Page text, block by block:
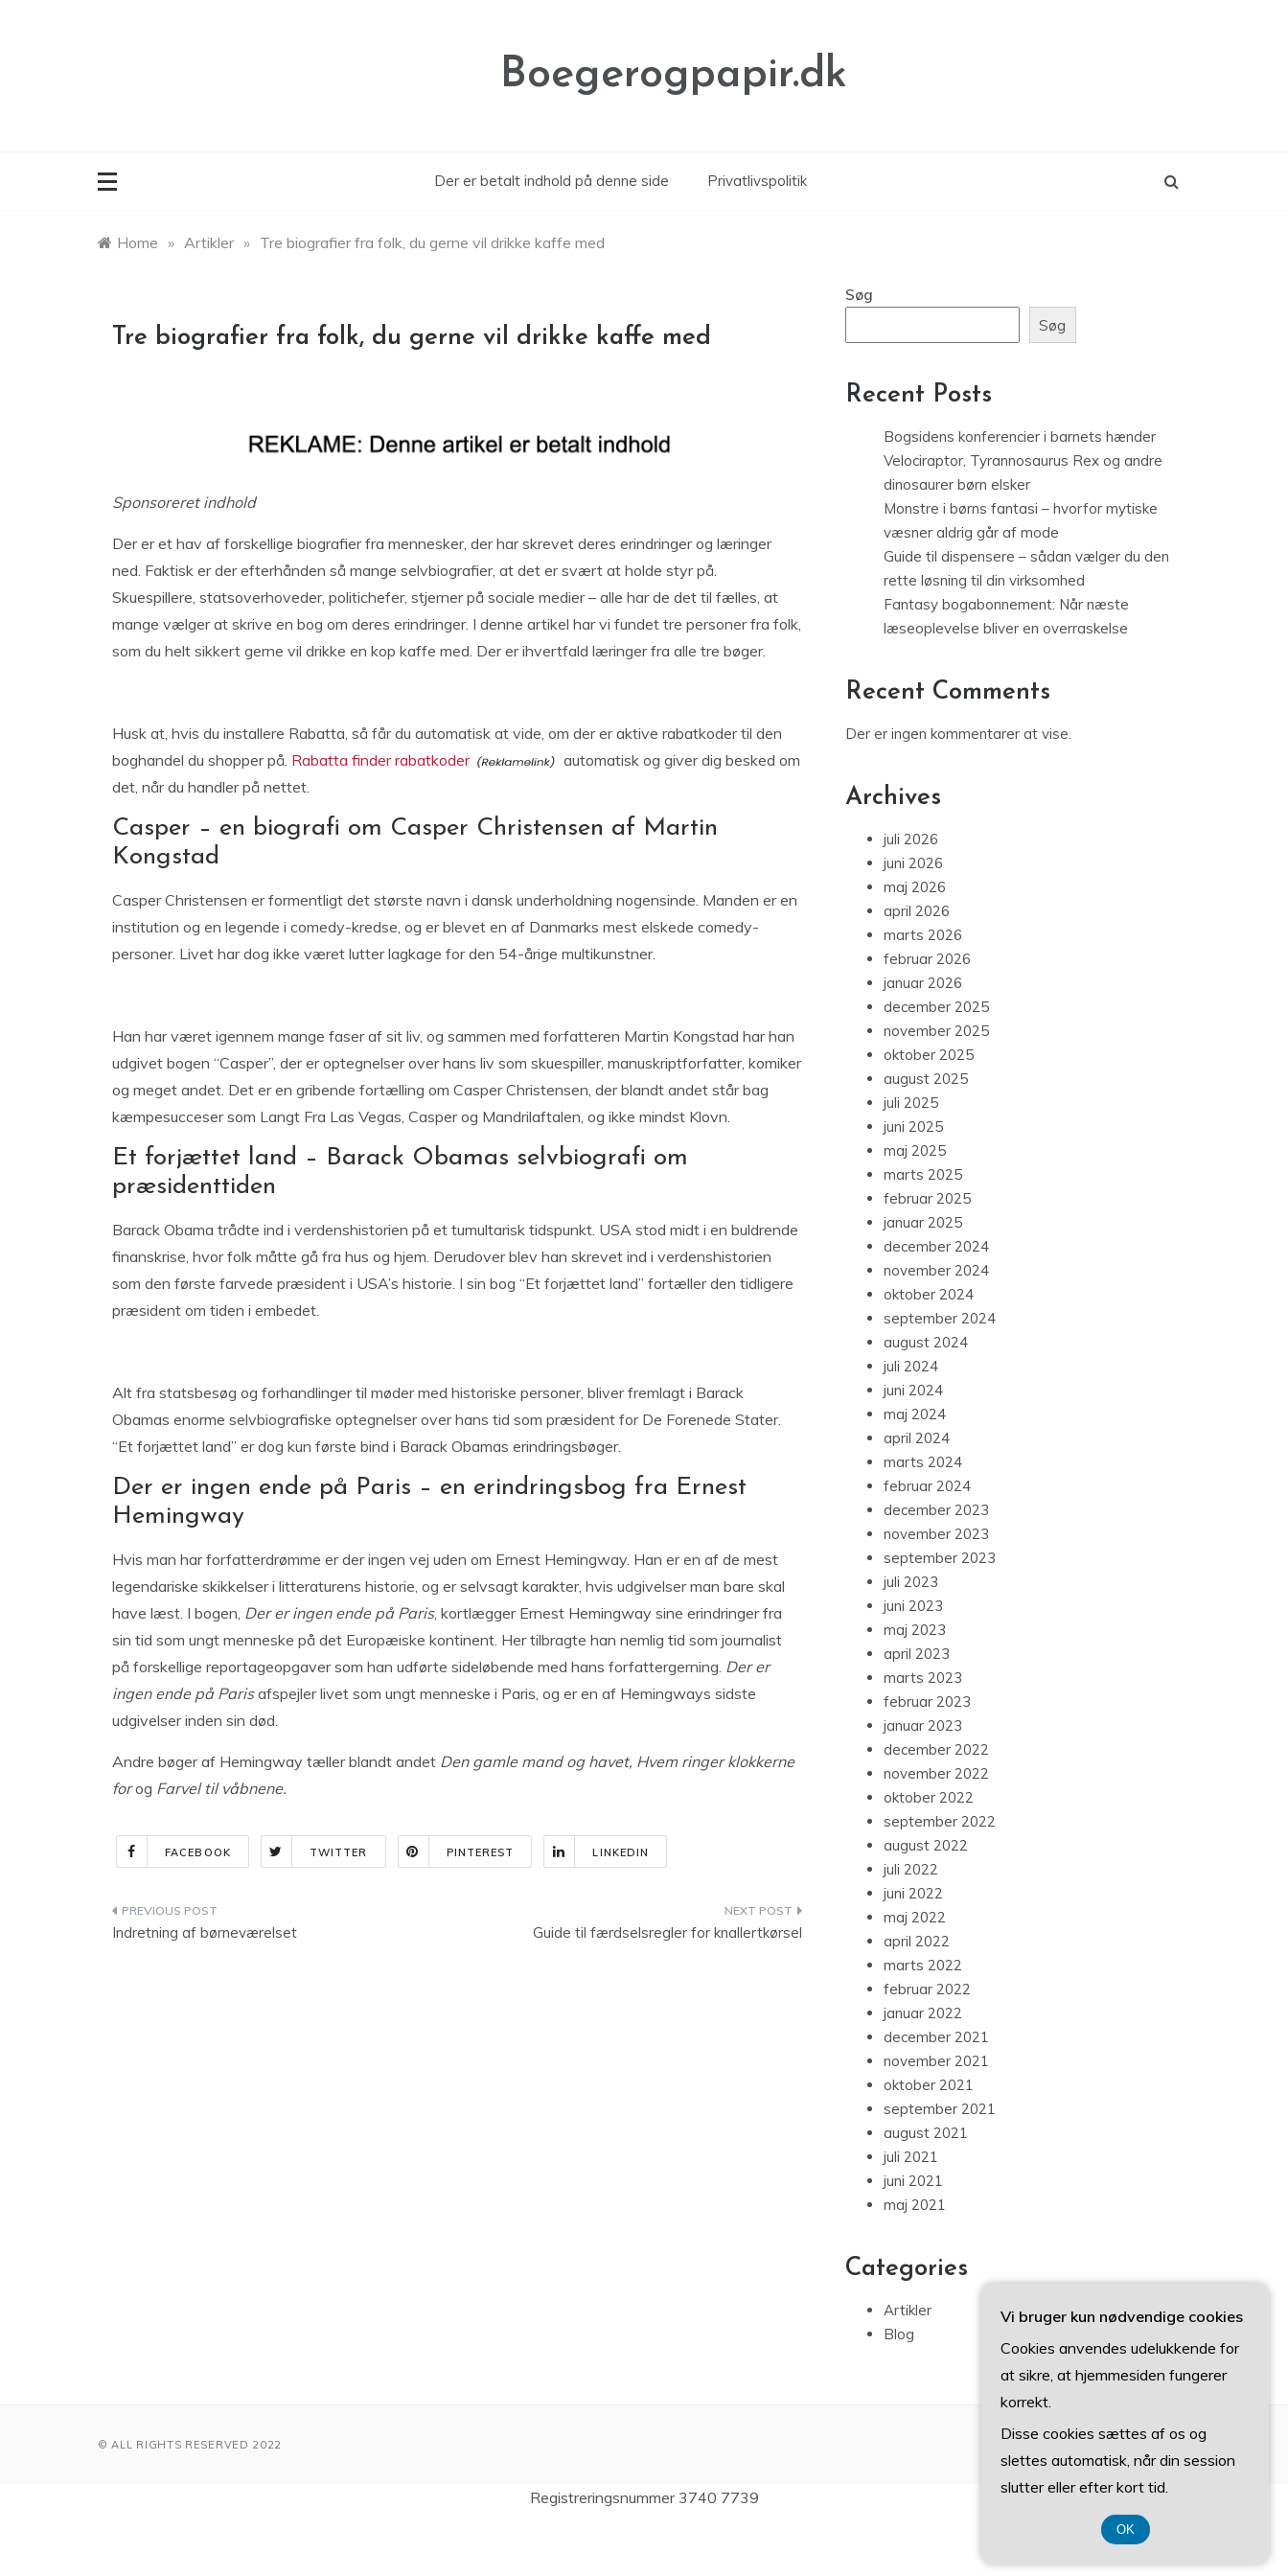
Boegerogpapir.dk
Der er betalt indhold på denne side Privatlivspolitik
Home » Artikler » Tre biografier fra folk, du gerne vil drikke kaffe med
Tre biografier fra folk, du gerne vil drikke kaffe med
Sponsoreret indhold
Der er et hav af forskellige biografier fra mennesker, der har skrevet deres erindringer og læringer
ned. Faktisk er der efterhånden så mange selvbiografier, at det er svært at holde styr på.
Skuespillere, statsoverhoveder, politichefer, stjerner på sociale medier – alle har de det til fælles, at
mange vælger at skrive en bog om deres erindringer. I denne artikel har vi fundet tre personer fra folk,
som du helt sikkert gerne vil drikke en kop kaffe med. Der er ihvertfald læringer fra alle tre bøger.
Husk at, hvis du installere Rabatta, så får du automatisk at vide, om der er aktive rabatkoder til den
boghandel du shopper på. Rabatta finder rabatkoder
automatisk og giver dig besked om
det, når du handler på nettet.
Casper – en biografi om Casper Christensen af Martin
Kongstad
Casper Christensen er formentligt det største navn i dansk underholdning nogensinde. Manden er en
institution og en legende i comedy-kredse, og er blevet en af Danmarks mest elskede comedy-
personer. Livet har dog ikke været lutter lagkage for den 54-årige multikunstner.
Han har været igennem mange faser af sit liv, og sammen med forfatteren Martin Kongstad har han
udgivet bogen “Casper”, der er optegnelser over hans liv som skuespiller, manuskriptforfatter, komiker
og meget andet. Det er en gribende fortælling om Casper Christensen, der blandt andet står bag
kæmpesucceser som Langt Fra Las Vegas, Casper og Mandrilaftalen, og ikke mindst Klovn.
Et forjættet land – Barack Obamas selvbiografi om
præsidenttiden
Barack Obama trådte ind i verdenshistorien på et tumultarisk tidspunkt. USA stod midt i en buldrende
finanskrise, hvor folk måtte gå fra hus og hjem. Derudover blev han skrevet ind i verdenshistorien
som den første farvede præsident i USA’s historie. I sin bog “Et forjættet land” fortæller den tidligere
præsident om tiden i embedet.
Alt fra statsbesøg og forhandlinger til møder med historiske personer, bliver fremlagt i Barack
Obamas enorme selvbiografiske optegnelser over hans tid som præsident for De Forenede Stater.
“Et forjættet land” er dog kun første bind i Barack Obamas erindringsbøger.
Der er ingen ende på Paris – en erindringsbog fra Ernest
Hemingway
Hvis man har forfatterdrømme er der ingen vej uden om Ernest Hemingway. Han er en af de mest
legendariske skikkelser i litteraturens historie, og er selvsagt karakter, hvis udgivelser man bare skal
have læst. I bogen, Der er ingen ende på Paris, kortlægger Ernest Hemingway sine erindringer fra
sin tid som ungt menneske på det Europæiske kontinent. Her tilbragte han nemlig tid som journalist
på forskellige reportageopgaver som han udførte sideløbende med hans forfattergerning. Der er
ingen ende på Parisafspejler livet som ungt menneske i Paris, og er en af Hemingways sidste
udgivelser inden sin død.
Andre bøger af Hemingway tæller blandt andet Den gamle mand og havet, Hvem ringer klokkerne
forog Farvel til våbnene.
FACEBOOK TWITTER PINTEREST LINKEDIN
Indlægsnavigation
Indretning af børneværelset Guide til færdselsregler for knallertkørsel
Søg
Søg
Recent Posts
Bogsidens konferencier i barnets hænder
Velociraptor, Tyrannosaurus Rex og andre
dinosaurer børn elsker
Monstre i børns fantasi – hvorfor mytiske
væsner aldrig går af mode
Guide til dispensere – sådan vælger du den
rette løsning til din virksomhed
Fantasy bogabonnement: Når næste
læseoplevelse bliver en overraskelse
Recent Comments
Der er ingen kommentarer at vise.
Archives
juli 2026
juni 2026
maj 2026
april 2026
marts 2026
februar 2026
januar 2026
december 2025
november 2025
oktober 2025
august 2025
juli 2025
juni 2025
maj 2025
marts 2025
februar 2025
januar 2025
december 2024
november 2024
oktober 2024
september 2024
august 2024
juli 2024
juni 2024
maj 2024
april 2024
marts 2024
februar 2024
december 2023
november 2023
september 2023
juli 2023
juni 2023
maj 2023
april 2023
marts 2023
februar 2023
januar 2023
december 2022
november 2022
oktober 2022
september 2022
august 2022
juli 2022
juni 2022
maj 2022
april 2022
marts 2022
februar 2022
januar 2022
december 2021
november 2021
oktober 2021
september 2021
august 2021
juli 2021
juni 2021
maj 2021
Categories
Artikler
Blog
© ALL RIGHTS RESERVED 2022
Registreringsnummer 3740 7739
Vi bruger kun nødvendige cookies
Cookies anvendes udelukkende for
at sikre, at hjemmesiden fungerer
korrekt.
Disse cookies sættes af os og
slettes automatisk, når din session
slutter eller efter kort tid.
OK